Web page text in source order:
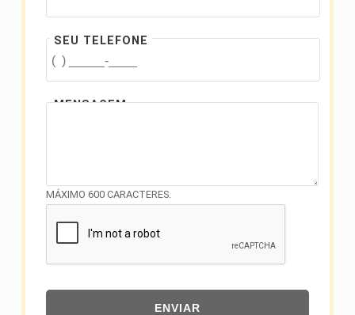
SEU TELEFONE
MENSAGEM
MÁXIMO 600 CARACTERES.
ENVIAR